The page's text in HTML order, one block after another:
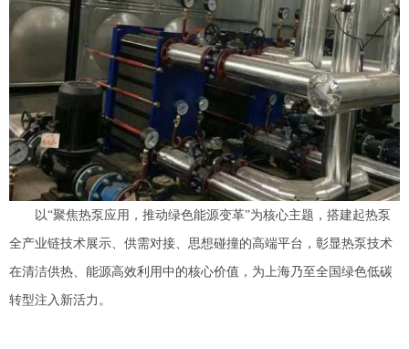
以“聚焦热泵应用，推动绿色能源变革”为核心主题，搭建起热泵
全产业链技术展示、供需对接、思想碰撞的高端平台，彰显热泵技术
在清洁供热、能源高效利用中的核心价值，为上海乃至全国绿色低碳
转型注入新活力。